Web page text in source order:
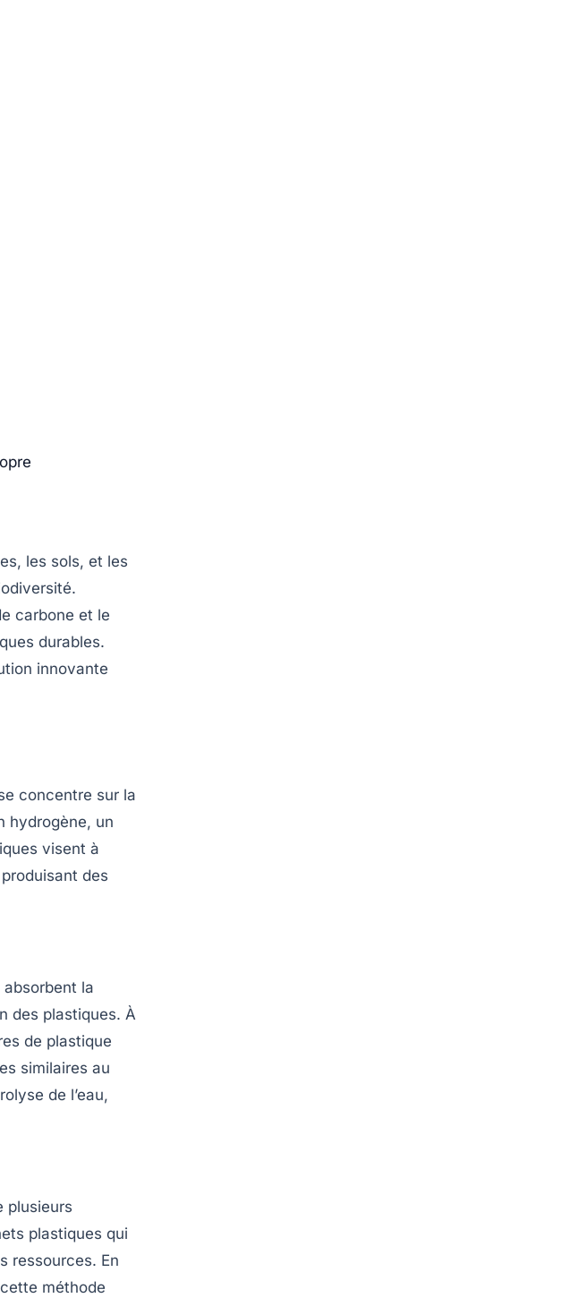
les sols, et les
carbone et le
durables.
innovante
concentre sur la
hydrogène, un
visent à
des
la
des plastiques. À
de plastique
similaires au
de l’eau,
plusieurs
plastiques qui
ressources. En
méthode